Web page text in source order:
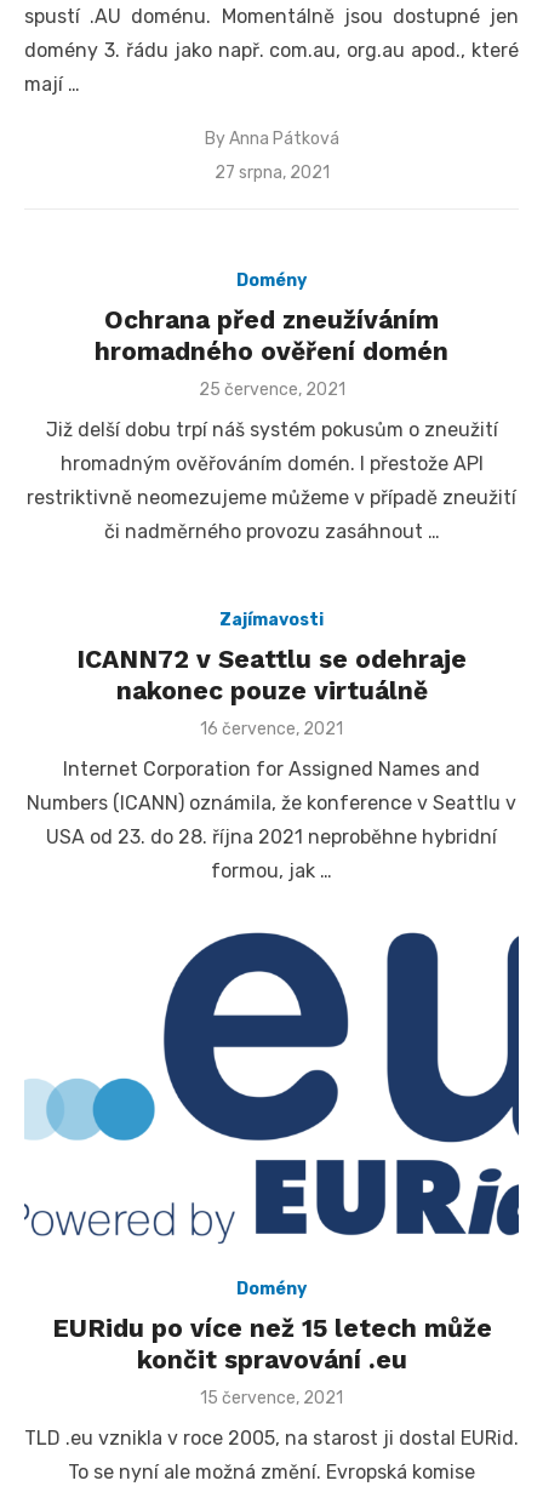
spustí .AU doménu. Momentálně jsou dostupné jen
domény 3. řádu jako např. com.au, org.au apod., které
mají …
ByAnna Pátková
Posted
27 srpna, 2021
Domény
Ochrana před zneužíváním
hromadného ověření domén
Posted
25 července, 2021
Již delší dobu trpí náš systém pokusům o zneužití
hromadným ověřováním domén. I přestože API
restriktivně neomezujeme můžeme v případě zneužití
či nadměrného provozu zasáhnout …
Zajímavosti
ICANN72 v Seattlu se odehraje
nakonec pouze virtuálně
Posted
16 července, 2021
Internet Corporation for Assigned Names and
Numbers (ICANN) oznámila, že konference v Seattlu v
USA od 23. do 28. října 2021 neproběhne hybridní
formou, jak …
Domény
EURidu po více než 15 letech může
končit spravování .eu
Posted
15 července, 2021
TLD .eu vznikla v roce 2005, na starost ji dostal EURid.
To se nyní ale možná změní. Evropská komise